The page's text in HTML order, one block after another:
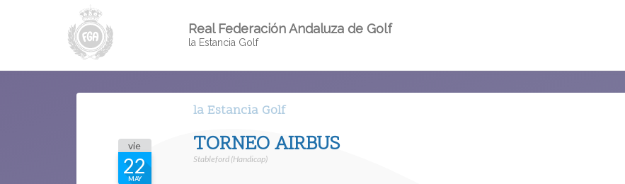
Real Federación Andaluza de Golf
la Estancia Golf
la Estancia Golf
vie
22
MAY
TORNEO AIRBUS
Stableford (Handicap)